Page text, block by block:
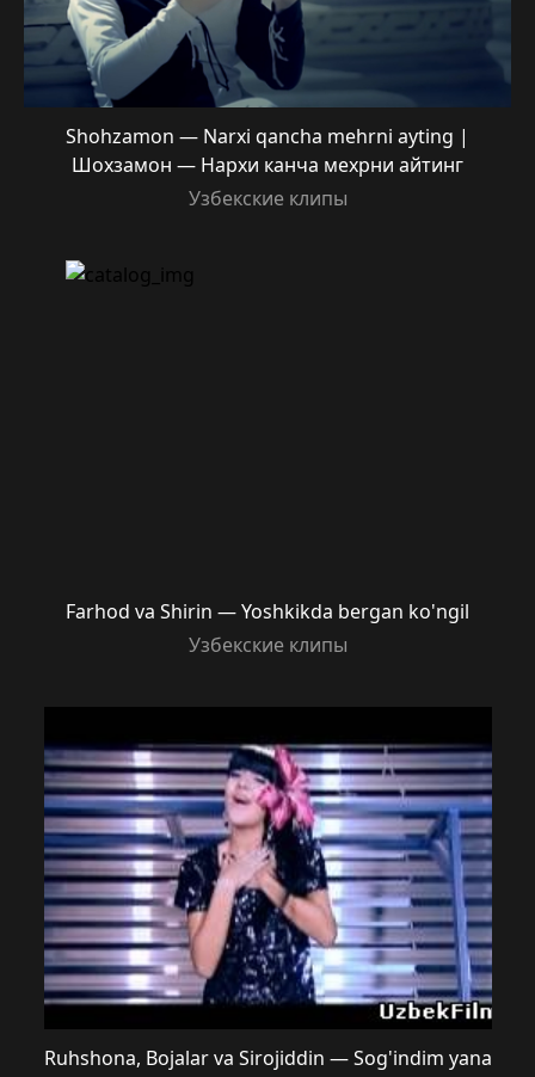
Shohzamon — Narxi qancha mehrni ayting |
Шохзамон — Нархи канча мехрни айтинг
Узбекские клипы
Farhod va Shirin — Yoshkikda bergan ko'ngil
Узбекские клипы
Ruhshona, Bojalar va Sirojiddin — Sog'indim yana